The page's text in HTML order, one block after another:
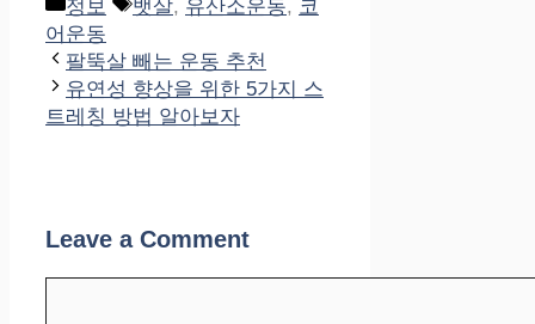
정보 뱃살, 유산소운동, 코
어운동
팔뚝살 빼는 운동 추천
유연성 향상을 위한 5가지 스
트레칭 방법 알아보자
Leave a Comment